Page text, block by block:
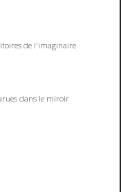
de l'imaginaire
dans le miroir